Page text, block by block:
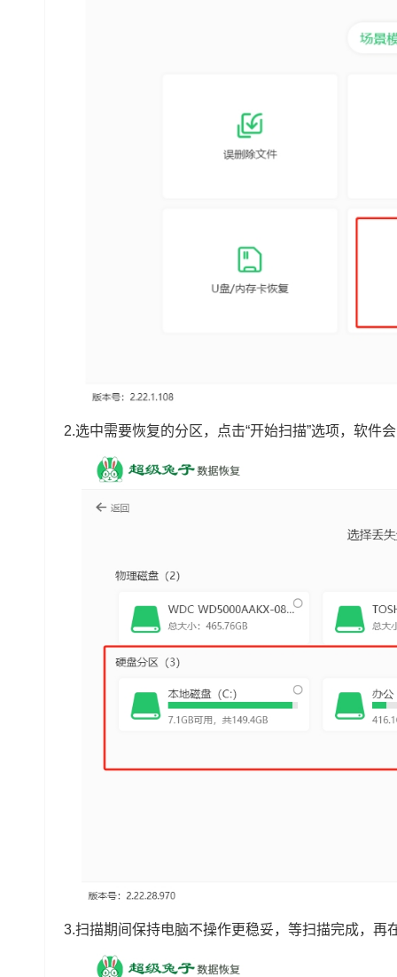
2.选中需要恢复的分区，点击“开始扫描”选项，软件
3.扫描期间保持电脑不操作更稳妥，等扫描完成，再